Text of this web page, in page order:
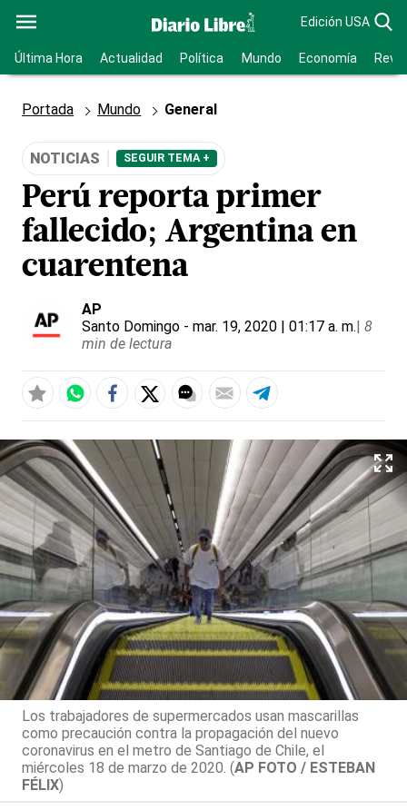
Edición USA
Última Hora Actualidad Política Mundo Economía
Portada Mundo General
NOTICIAS SEGUIR TEMA +
Perú reporta primer
fallecido; Argentina en
cuarentena
AP
Santo Domingo - mar. 19, 2020 | 01:17 a. m.| 8
min de lectura
Los trabajadores de supermercados usan mascarillas
como precaución contra la propagación del nuevo
coronavirus en el metro de Santiago de Chile, el
miércoles 18 de marzo de 2020. (AP FOTO / ESTEBAN
FÉLIX)